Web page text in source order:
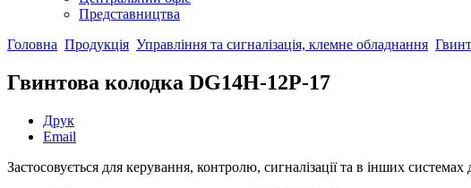
Представництва
Головна Продукція Управління та сигналізація, клемне обладнання
Гвинтова колодка DG14H-12P-17
Друк
Email
Застосовується для керування, контролю, сигналізації та в інших